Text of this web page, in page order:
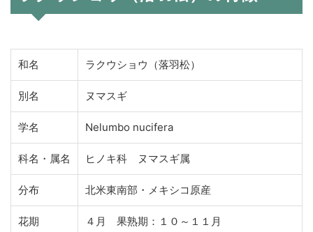
和名 ラクウショウ（落羽松）
別名 ヌマスギ
学名 Nelumbo nucifera
科名・属名 ヒノキ科 ヌマスギ属
分布 北米東南部・メキシコ原産
花期 ４月 果熟期：１０～１１月